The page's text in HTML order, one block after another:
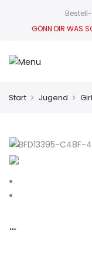
GÖNN DIR WAS
Start Jugend
…